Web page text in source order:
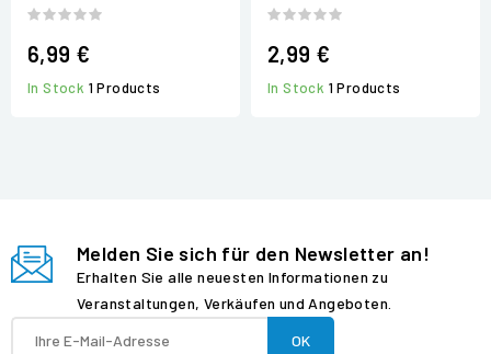
6,99 €
In Stock 1 Products
2,99 €
In Stock 1 Products
Melden Sie sich für den Newsletter an!
Erhalten Sie alle neuesten Informationen zu
Veranstaltungen, Verkäufen und Angeboten.